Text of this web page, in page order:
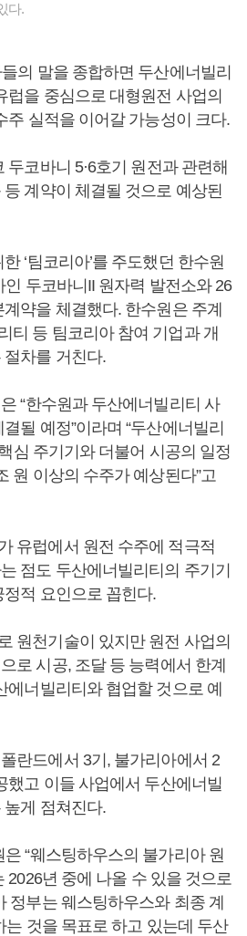
다.
의 말을 종합하면 두산에너빌리
럽을 중심으로 대형원전 사업의
주 실적을 이어갈 가능성이 크다.
두코바니 5·6호기 원전과 관련해
계약이 체결될 것으로 예상된
‘팀코리아’를 주도했던 한수원
두코바니II 원자력 발전소와 26
약을 체결했다. 한수원은 주계
티 등 팀코리아 참여 기업과 개
절차를 거친다.
“한수원과 두산에너빌리티 사
될 예정”이라며 “두산에너빌리
심 주기기와 더불어 시공의 일정
원 이상의 수주가 예상된다”고
유럽에서 원전 수주에 적극적
점도 두산에너빌리티의 주기기
적 요인으로 꼽힌다.
원천기술이 있지만 원전 사업의
로 시공, 조달 등 능력에서 한계
에너빌리티와 협업할 것으로 예
란드에서 3기, 불가리아에서 2
했고 이들 사업에서 두산에너빌
게 점쳐진다.
“웨스팅하우스의 불가리아 원
2026년 중에 나올 수 있을 것으로
정부는 웨스팅하우스와 최종 계
는 것을 목표로 하고 있는데 두산